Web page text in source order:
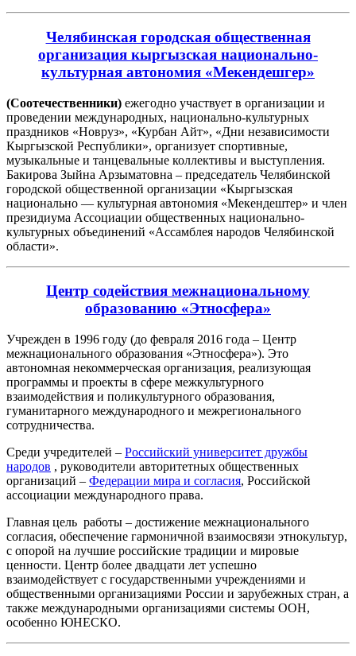
Челябинская городская общественная
организация кыргызская национально-
культурная автономия «Мекендешгер»
(Соотечественники) ежегодно участвует в организации и
проведении международных, национально-культурных
праздников «Новруз», «Курбан Айт», «Дни независимости
Кыргызской Республики», организует спортивные,
музыкальные и танцевальные коллективы и выступления.
Бакирова Зыйна Арзыматовна – председатель Челябинской
городской общественной организации «Кыргызская
национально — культурная автономия «Мекендештер» и член
президиума Ассоциации общественных национально-
культурных объединений «Ассамблея народов Челябинской
области».
Центр содействия межнациональному
образованию «Этносфера»
Учрежден в 1996 году (до февраля 2016 года – Центр
межнационального образования «Этносфера»). Это
автономная некоммерческая организация, реализующая
программы и проекты в сфере межкультурного
взаимодействия и поликультурного образования,
гуманитарного международного и межрегионального
сотрудничества.
Среди учредителей – Российский университет дружбы
народов , руководители авторитетных общественных
организаций – Федерации мира и согласия, Российской
ассоциации международного права.
Главная цель работы – достижение межнационального
согласия, обеспечение гармоничной взаимосвязи этнокультур,
с опорой на лучшие российские традиции и мировые
ценности. Центр более двадцати лет успешно
взаимодействует с государственными учреждениями и
общественными организациями России и зарубежных стран, а
также международными организациями системы ООН,
особенно ЮНЕСКО.